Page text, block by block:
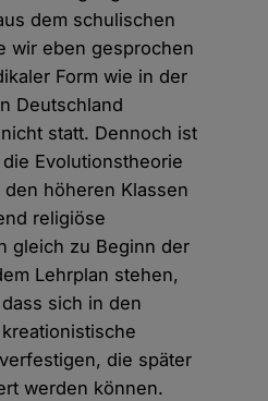
dem schulischen
wir eben gesprochen
Form wie in der
Deutschland
statt. Dennoch ist
Evolutionstheorie
höheren Klassen
religiöse
gleich zu Beginn der
Lehrplan stehen,
sich in den
die später
werden können.